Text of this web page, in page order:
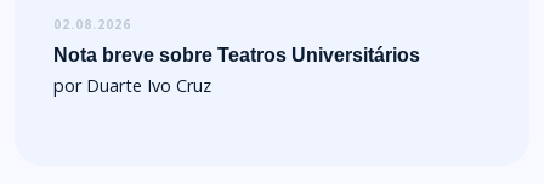
02.08.2026
Nota breve sobre Teatros Universitários
por Duarte Ivo Cruz